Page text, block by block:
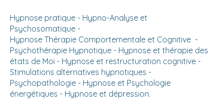
Hypnose pratique - Hypno-Analyse et
Psychosomatique -
Hypnose Thérapie Comportementale et Cognitive -
Psychothérapie Hypnotique - Hypnose et thérapie des
états de Moi - Hypnose et restructuration cognitive -
Stimulations alternatives hypnotiques -
Psychopathologie - Hypnose et Psychologie
énergétiques - Hypnose et dépression.